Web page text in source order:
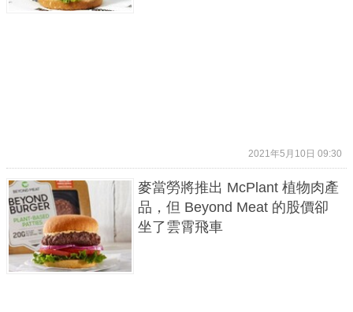
2021年5月10日 09:30
麥當勞將推出 McPlant 植物肉產
品，但 Beyond Meat 的股價卻
坐了雲霄飛車